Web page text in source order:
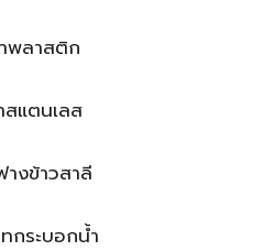
พลาสติก
สแตนเลส
งข้าวสาลี
กระบอกน้ำ